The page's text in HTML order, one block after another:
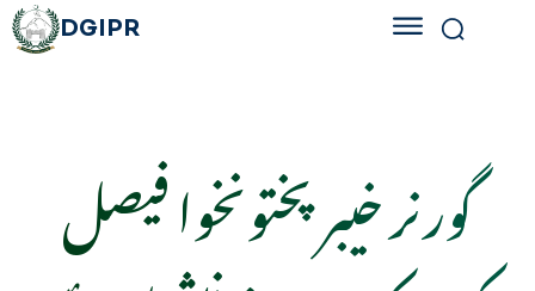
DGIPR
گورنر خیبرپختونخوا فیصل